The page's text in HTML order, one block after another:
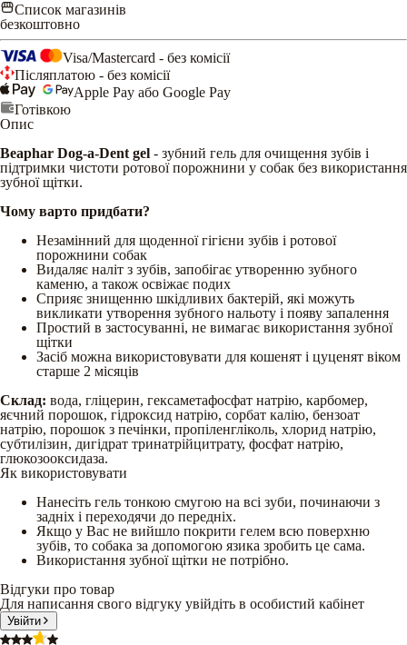
Список магазинів
безкоштовно
Visa/Mastercard - без комісії
Післяплатою - без комісії
Apple Pay або Google Pay
Готівкою
Опис
Beaphar Dog-a-Dent gel - зубний гель для очищення зубів і
підтримки чистоти ротової порожнини у собак без використання
зубної щітки.
Чому варто придбати?
Незамінний для щоденної гігієни зубів і ротової
порожнини собак
Видаляє наліт з зубів, запобігає утворенню зубного
каменю, а також освіжає подих
Сприяє знищенню шкідливих бактерій, які можуть
викликати утворення зубного нальоту і появу запалення
Простий в застосуванні, не вимагає використання зубної
щітки
Засіб можна використовувати для кошенят і цуценят віком
старше 2 місяців
Склад: вода, гліцерин, гексаметафосфат натрію, карбомер,
яєчний порошок, гідроксид натрію, сорбат калію, бензоат
натрію, порошок з печінки, пропіленгліколь, хлорид натрію,
субтилізин, дигідрат тринатрійцитрату, фосфат натрію,
глюкозооксидаза.
Як використовувати
Нанесіть гель тонкою смугою на всі зуби, починаючи з
задніх і переходячи до передніх.
Якщо у Вас не вийшло покрити гелем всю поверхню
зубів, то собака за допомогою язика зробить це сама.
Використання зубної щітки не потрібно.
Відгуки про товар
Для написання свого відгуку увійдіть в особистий кабінет
Увійти